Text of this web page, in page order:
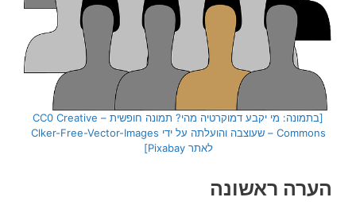
[בתמונה: מי יקבע דמוקרטיה מהי? תמונה חופשית – CC0 Creative
Commons – שעוצבה והועלתה על ידי Clker-Free-Vector-Images
לאתר Pixabay]
הערה ראשונה